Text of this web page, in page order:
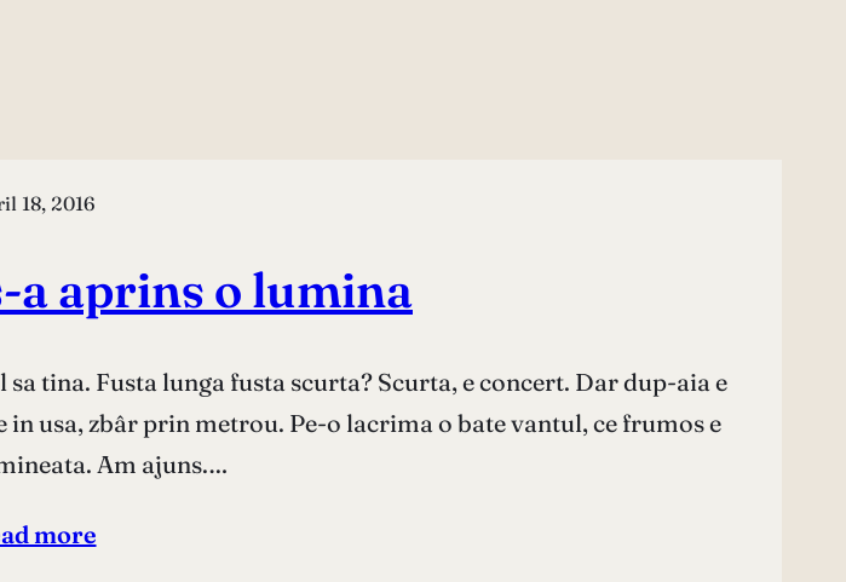
18, 2016
a aprins o lumina
tina. Fusta lunga fusta scurta? Scurta, e concert. Dar dup-aia e
usa, zbâr prin metrou. Pe-o lacrima o bate vantul, ce frumos e
Am ajuns.…
more